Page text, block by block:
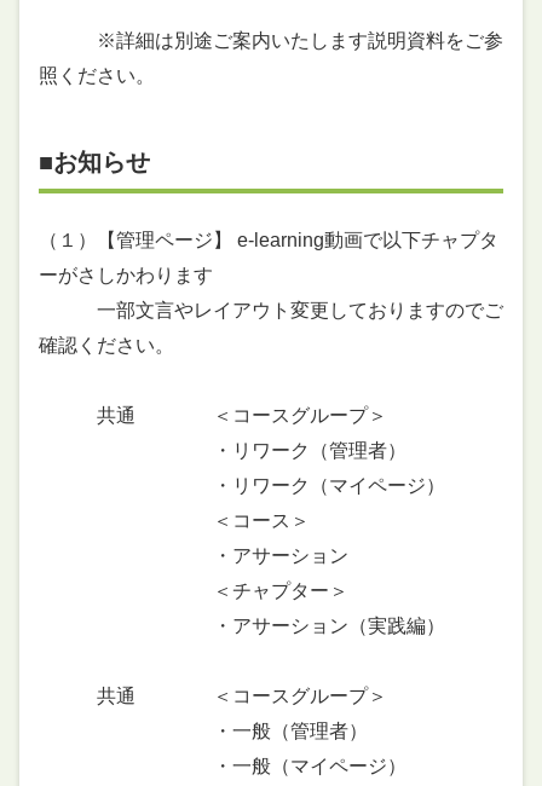
※詳細は別途ご案内いたします説明資料をご参
照ください。
■お知らせ
（１）【管理ページ】 e-learning動画で以下チャプタ
ーがさしかわります
一部文言やレイアウト変更しておりますのでご
確認ください。
共通 ＜コースグループ＞
・リワーク（管理者）
・リワーク（マイページ）
＜コース＞
・アサーション
＜チャプター＞
・アサーション（実践編）
共通 ＜コースグループ＞
・一般（管理者）
・一般（マイページ）